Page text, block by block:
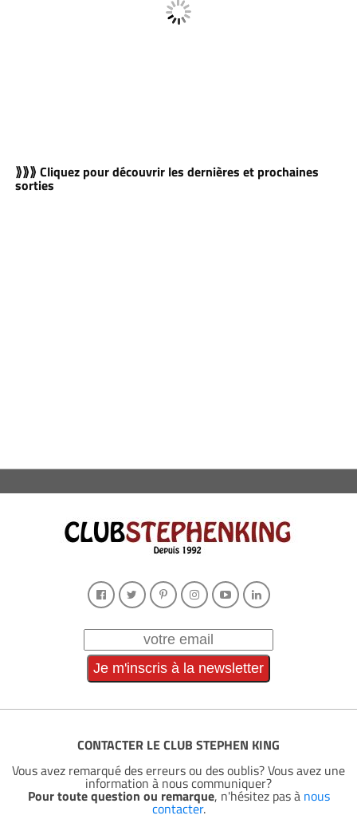
⟫⟫⟫ Cliquez pour découvrir les dernières et prochaines
sorties
CONTACTER LE CLUB STEPHEN KING
Vous avez remarqué des erreurs ou des oublis? Vous avez une
information à nous communiquer?
Pour toute question ou remarque, n'hésitez pas à nous
contacter.